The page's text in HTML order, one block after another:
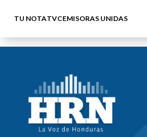
TU NOTATVCEMISORAS UNIDAS